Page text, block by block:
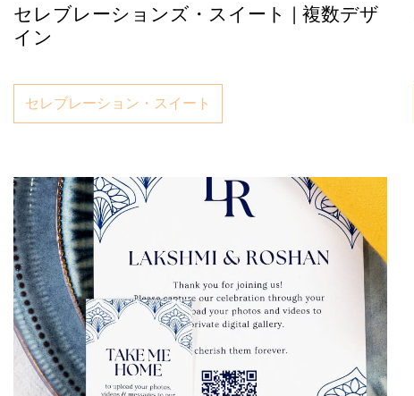
セレブレーションズ・スイート | 複数デザ
イン
セレブレーション・スイート